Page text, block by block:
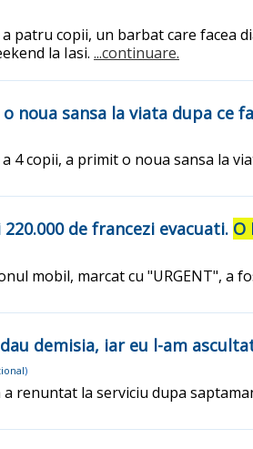
a patru copii, un barbat care facea
la Iasi. ...continuare.
noua sansa la viata dupa ce
a 4 copii, a primit o noua sansa la
de francezi evacuati. O
mobil, marcat cu "URGENT", a
demisia, iar eu l-am
)
renuntat la serviciu dupa